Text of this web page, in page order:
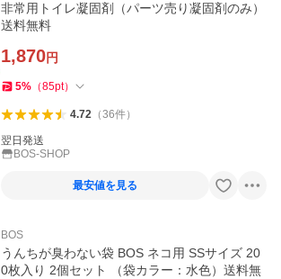
非常用トイレ凝固剤（パーツ売り凝固剤のみ）
送料無料
1,870円
5% （85pt）
4.72（36件）
翌日発送
BOS-SHOP
最安値を見る
BOS
うんちが臭わない袋 BOS ネコ用 SSサイズ 20
0枚入り 2個セット （袋カラー：水色）送料無